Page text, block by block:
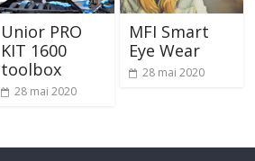
Unior PRO
KIT 1600
toolbox
28 mai 2020
MFI Smart
Eye Wear
28 mai 2020